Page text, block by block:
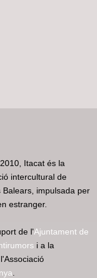
Itacat és la
intercultural de
Balears, impulsada per
estranger.
de l'Ajuntament de
i a la